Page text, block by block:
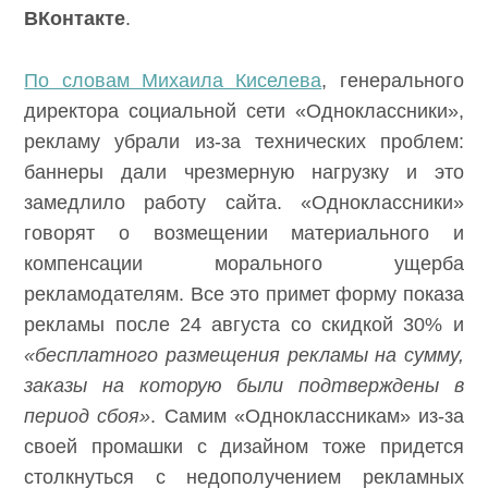
социальной сети
По словам Михаила Киселева, генерального
директора социальной сети
«Одноклассники», рекламу убрали из-за
технических проблем: баннеры дали
чрезмерную нагрузку и это замедлило
работу сайта. «Одноклассники» говорят о
возмещении материального и компенсации
морального ущерба рекламодателям. Все это
примет форму показа рекламы после 24
августа со скидкой 30% и«бесплатного
размещения рекламы на сумму, заказы на
которую были подтверждены в период сбоя».
Самим «Одноклассникам» из-за своей
промашки с дизайном тоже придется